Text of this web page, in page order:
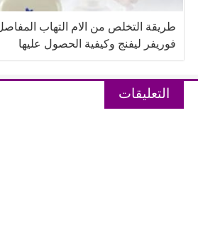
طريقة التخلص من الام التهاب
فوريفر ليفنج وكيفية الحصول عليها
التعليقات